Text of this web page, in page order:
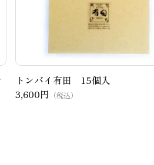
トンバイ有田 15個入
3,600円 （税込）